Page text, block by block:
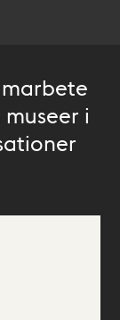
i